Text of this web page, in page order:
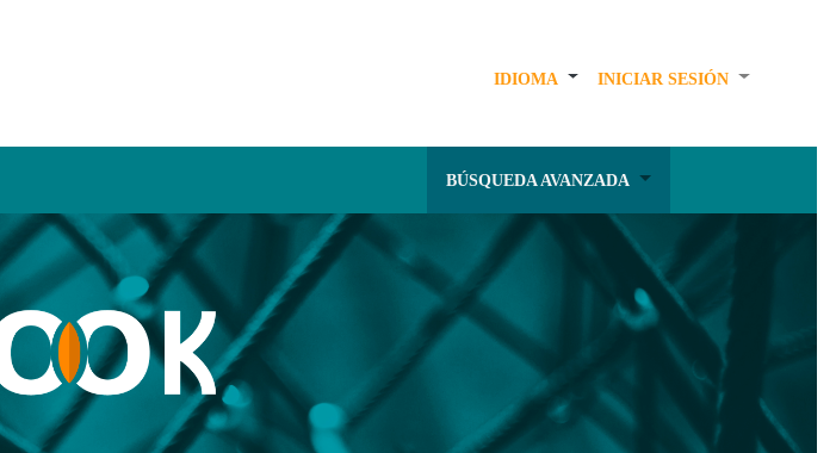
IDIOMA INICIAR SESIÓN
BÚSQUEDA AVANZADA